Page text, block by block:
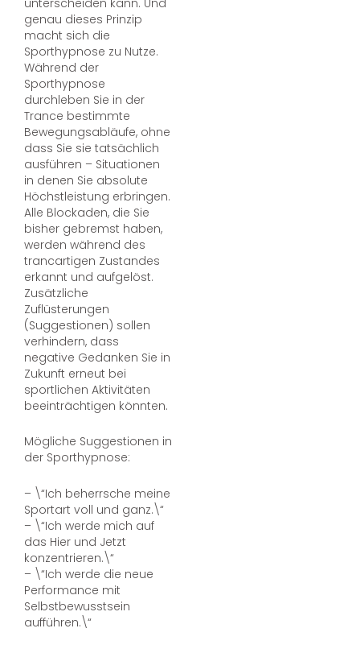
genau dieses Prinzip
macht sich die
Sporthypnose zu Nutze.
Während der
Sporthypnose
durchleben Sie in der
Trance bestimmte
Bewegungsabläufe, ohne
dass Sie sie tatsächlich
ausführen – Situationen
in denen Sie absolute
Höchstleistung erbringen.
Alle Blockaden, die Sie
bisher gebremst haben,
werden während des
trancartigen Zustandes
erkannt und aufgelöst.
Zusätzliche
Zuflüsterungen
(Suggestionen) sollen
verhindern, dass
negative Gedanken Sie in
Zukunft erneut bei
sportlichen Aktivitäten
beeinträchtigen könnten.
Mögliche Suggestionen in
der Sporthypnose:
– \“Ich beherrsche meine
Sportart voll und ganz.\“
– \“Ich werde mich auf
das Hier und Jetzt
konzentrieren.\“
– \“Ich werde die neue
Performance mit
Selbstbewusstsein
aufführen.\“